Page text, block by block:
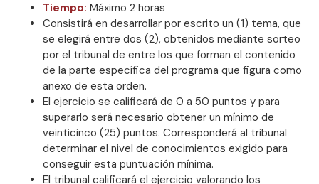
Tiempo: Máximo 2 horas
Consistirá en desarrollar por escrito un (1) tema, que
se elegirá entre dos (2), obtenidos mediante sorteo
por el tribunal de entre los que forman el contenido
de la parte específica del programa que figura como
anexo de esta orden.
El ejercicio se calificará de 0 a 50 puntos y para
superarlo será necesario obtener un mínimo de
veinticinco (25) puntos. Corresponderá al tribunal
determinar el nivel de conocimientos exigido para
conseguir esta puntuación mínima.
El tribunal calificará el ejercicio valorando los